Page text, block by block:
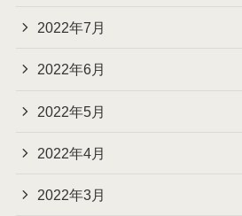
2022年7月
2022年6月
2022年5月
2022年4月
2022年3月